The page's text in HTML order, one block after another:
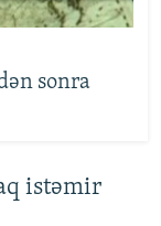
sonra
istəmir